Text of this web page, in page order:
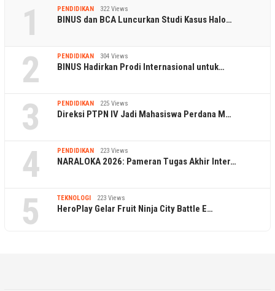
1 PENDIDIKAN 322 Views
BINUS dan BCA Luncurkan Studi Kasus Halo…
2 PENDIDIKAN 304 Views
BINUS Hadirkan Prodi Internasional untuk…
3 PENDIDIKAN 225 Views
Direksi PTPN IV Jadi Mahasiswa Perdana M…
4 PENDIDIKAN 223 Views
NARALOKA 2026: Pameran Tugas Akhir Inter…
5 TEKNOLOGI 223 Views
HeroPlay Gelar Fruit Ninja City Battle E…